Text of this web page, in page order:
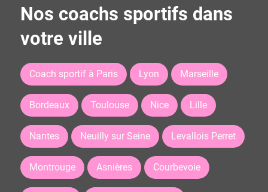
Nos coachs sportifs dans
votre ville
Coach sportif à Paris Lyon Marseille
Bordeaux Toulouse Nice Lille
Nantes Neuilly sur Seine Levallois Perret
Montrouge Asnières Courbevoie